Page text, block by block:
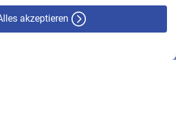
akzeptieren